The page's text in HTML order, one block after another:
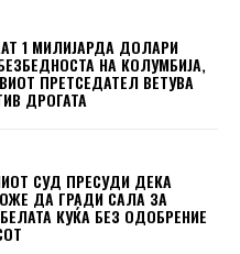
1 МИЛИЈАРДА ДОЛАРИ
НА КОЛУМБИЈА,
ПРЕТСЕДАТЕЛ ВЕТУВА
ДРОГАТА
СУД ПРЕСУДИ ДЕКА
ДА ГРАДИ САЛА ЗА
КУЌА БЕЗ ОДОБРЕНИЕ